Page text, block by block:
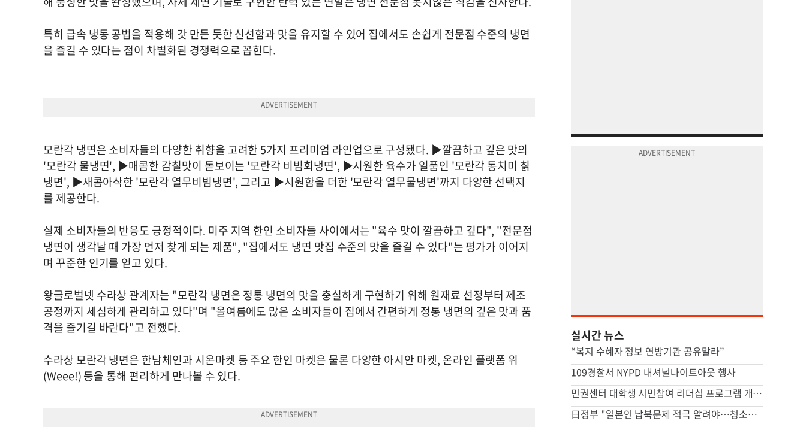
특히 급속 냉동 공법을 적용해 갓 만든 듯한 신선함과 맛을 유지할 수 있어 집에서도 손쉽게 전문점 수준의 냉면
을 즐길 수 있다는 점이 차별화된 경쟁력으로 꼽힌다.
모란각 냉면은 소비자들의 다양한 취향을 고려한 5가지 프리미엄 라인업으로 구성됐다. ▶깔끔하고 깊은 맛의
'모란각 물냉면', ▶매콤한 감칠맛이 돋보이는 '모란각 비빔회냉면', ▶시원한 육수가 일품인 '모란각 동치미 칡
냉면', ▶새콤아삭한 '모란각 열무비빔냉면', 그리고 ▶시원함을 더한 '모란각 열무물냉면'까지 다양한 선택지
를 제공한다.
실제 소비자들의 반응도 긍정적이다. 미주 지역 한인 소비자들 사이에서는 "육수 맛이 깔끔하고 깊다", "전문점
냉면이 생각날 때 가장 먼저 찾게 되는 제품", "집에서도 냉면 맛집 수준의 맛을 즐길 수 있다"는 평가가 이어지
며 꾸준한 인기를 얻고 있다.
왕글로벌넷 수라상 관계자는 "모란각 냉면은 정통 냉면의 맛을 충실하게 구현하기 위해 원재료 선정부터 제조
공정까지 세심하게 관리하고 있다"며 "올여름에도 많은 소비자들이 집에서 간편하게 정통 냉면의 깊은 맛과 품
격을 즐기길 바란다"고 전했다.
수라상 모란각 냉면은 한남체인과 시온마켓 등 주요 한인 마켓은 물론 다양한 아시안 마켓, 온라인 플랫폼 위
(Weee!) 등을 통해 편리하게 만나볼 수 있다.
실시간 뉴스
“복지 수혜자 정보 연방기관 공유말라”
109경찰서 NYPD 내셔널나이트아웃 행사
민권센터 대학생 시민참여 리더십 프로그램 개회식
日정부 "일본인 납북문제 적극 알려야…청소년 홍보활동 장려"